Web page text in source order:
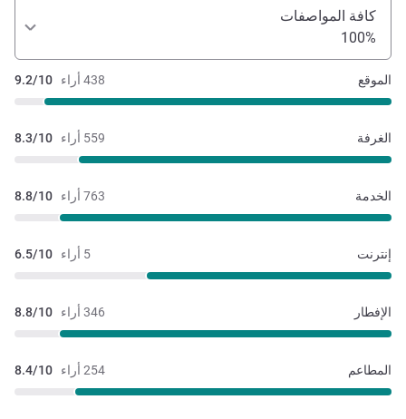
كافة المواصفات
100%
438 أراء 9.2/10 الموقع
559 أراء 8.3/10 الغرفة
763 أراء 8.8/10 الخدمة
5 أراء 6.5/10 إنترنت
346 أراء 8.8/10 الإفطار
254 أراء 8.4/10 المطاعم